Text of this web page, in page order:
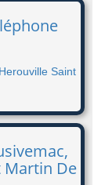
Saint
Martin De